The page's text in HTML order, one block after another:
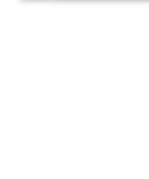
mécanique seule réparation,le